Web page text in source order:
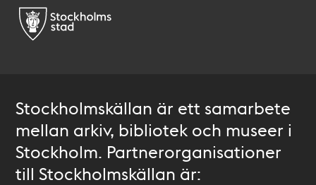
Stockholmskällan är ett samarbete
mellan arkiv, bibliotek och museer i
Stockholm. Partnerorganisationer
till Stockholmskällan är: